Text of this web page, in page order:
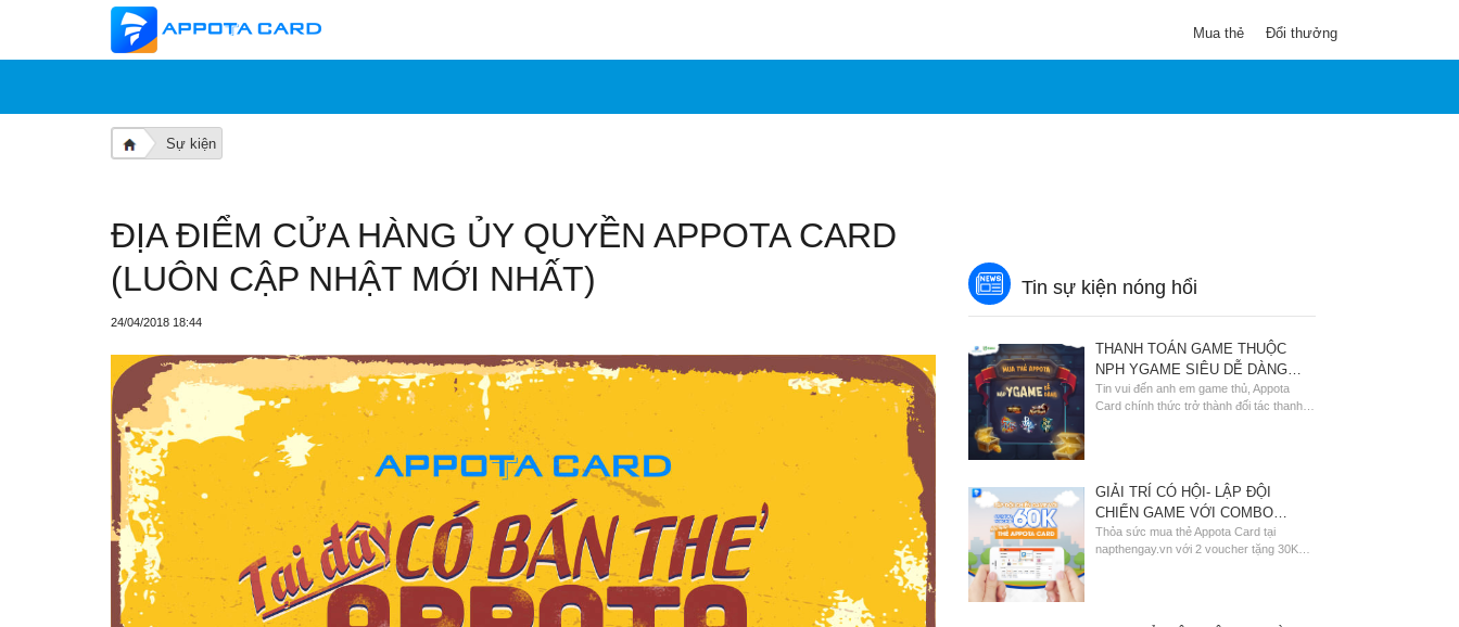
Mua thẻ Đổi thưởng
Sự kiện
ĐỊA ĐIỂM CỬA HÀNG ỦY QUYỀN APPOTA CARD
(LUÔN CẬP NHẬT MỚI NHẤT)
24/04/2018 18:44
Tin sự kiện nóng hổi
THANH TOÁN GAME THUỘC
NPH YGAME SIÊU DỄ DÀNG
CÙNG APPOTA CARD
Tin vui đến anh em game thủ, Appota
Card chính thức trở thành đối tác thanh
GIẢI TRÍ CÓ HỘI- LẬP ĐỘI
CHIẾN GAME VỚI COMBO
VOUCHER 60K
Thỏa sức mua thẻ Appota Card tại
napthengay.vn với 2 voucher tặng 30K